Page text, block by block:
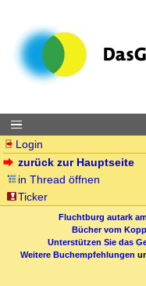
Login
zurück zur Hauptseite
in Thread öffnen
Ticker
Fluchtburg autark
Bücher vom
Unterstützen Sie das
Weitere Buchempfehlungen